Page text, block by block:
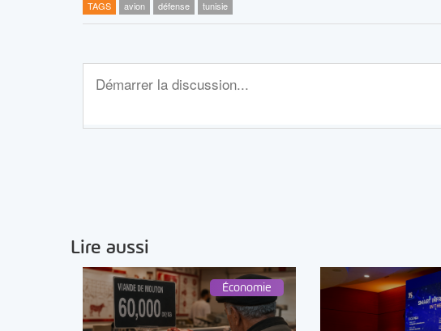
TAGS avion défense tunisie
Lire aussi
Économie